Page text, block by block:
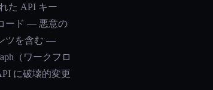
た API キー
ード — 悪意の
ツを含む —
（ワークフロ
に破壊的変更